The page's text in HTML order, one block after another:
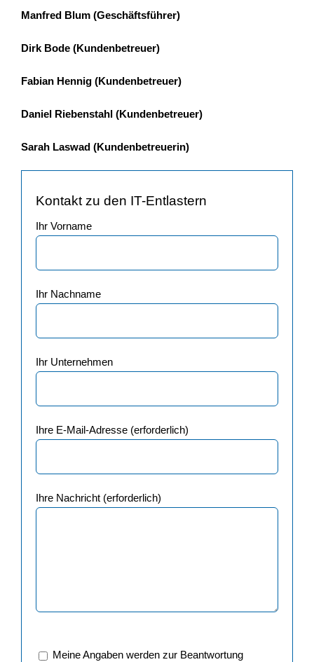
Manfred Blum (Geschäftsführer)
Dirk Bode (Kundenbetreuer)
Fabian Hennig (Kundenbetreuer)
Daniel Riebenstahl (Kundenbetreuer)
Sarah Laswad (Kundenbetreuerin)
Kontakt zu den IT-Entlastern
Ihr Vorname
Ihr Nachname
Ihr Unternehmen
Ihre E-Mail-Adresse (erforderlich)
Ihre Nachricht (erforderlich)
Meine Angaben werden zur Beantwortung